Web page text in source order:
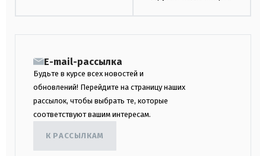
E-mail-рассылка
Будьте в курсе всех новостей и
обновлений! Перейдите на страницу наших
рассылок, чтобы выбрать те, которые
соответствуют вашим интересам.
К РАССЫЛКАМ